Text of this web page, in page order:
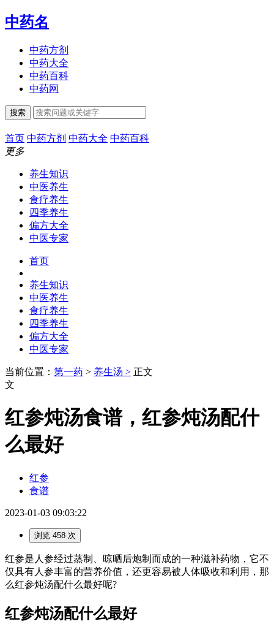
中药名
中药方剂
中药大全
中药百科
中药网
搜索
首页 中药方剂 中药大全 中药百科
更多
养生知识
中医养生
食疗养生
四季养生
偏方大全
中医专家
首页
养生知识
中医养生
食疗养生
四季养生
偏方大全
中医专家
当前位置： 第一药 > 养生汤 > 正文
文
红参炖汤食谱，红参炖汤配什
么最好
红参
食谱
2023-01-03 09:03:22
浏览 458 次
红参是人参经过蒸制、晾晒后炮制而成的一种滋补药物，它不
仅具有人参丰富的营养价值，还更容易被人体吸收和利用，那
么红参炖汤配什么最好呢?
红参炖汤配什么最好